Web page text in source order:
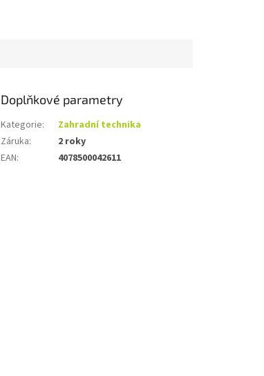
Doplňkové parametry
Kategorie:
Zahradní technika
Záruka:
2 roky
EAN: 4078500042611